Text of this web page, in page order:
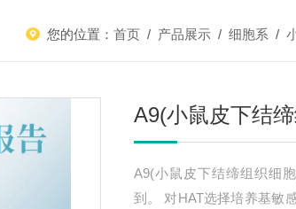
您的位置： 首页 / 产品展示 / 细胞系 /
A9(小鼠皮下结
A9(小鼠皮下结缔组织细
到。 对HAT选择培养基敏